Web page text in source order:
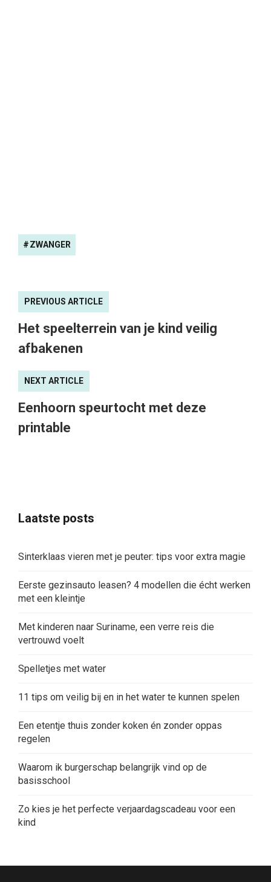
ZWANGER
PREVIOUS ARTICLE
Het speelterrein van je kind veilig
afbakenen
NEXT ARTICLE
Eenhoorn speurtocht met deze
printable
Laatste posts
Sinterklaas vieren met je peuter: tips voor extra magie
Eerste gezinsauto leasen? 4 modellen die écht werken
met een kleintje
Met kinderen naar Suriname, een verre reis die
vertrouwd voelt
Spelletjes met water
11 tips om veilig bij en in het water te kunnen spelen
Een etentje thuis zonder koken én zonder oppas
regelen
Waarom ik burgerschap belangrijk vind op de
basisschool
Zo kies je het perfecte verjaardagscadeau voor een
kind